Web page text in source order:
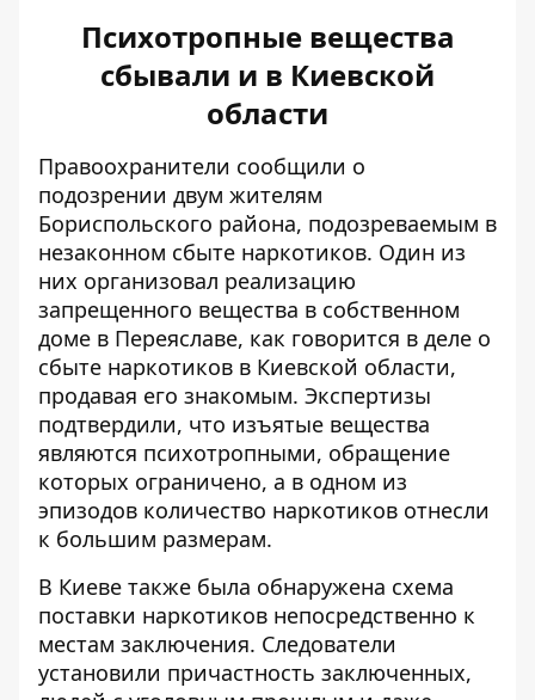
Психотропные вещества
сбывали и в Киевской
области
Правоохранители сообщили о
подозрении двум жителям
Бориспольского района, подозреваемым в
незаконном сбыте наркотиков. Один из
них организовал реализацию
запрещенного вещества в собственном
доме в Переяславе, как говорится в деле о
сбыте наркотиков в Киевской области,
продавая его знакомым. Экспертизы
подтвердили, что изъятые вещества
являются психотропными, обращение
которых ограничено, а в одном из
эпизодов количество наркотиков отнесли
к большим размерам.
В Киеве также была обнаружена схема
поставки наркотиков непосредственно к
местам заключения. Следователи
установили причастность заключенных,